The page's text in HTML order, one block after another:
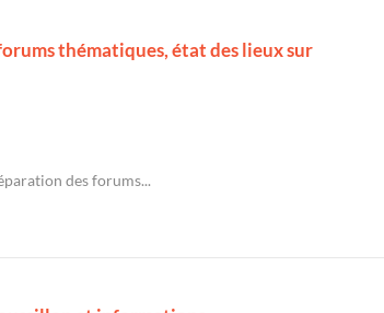
thématiques, état des lieux sur
des forums...